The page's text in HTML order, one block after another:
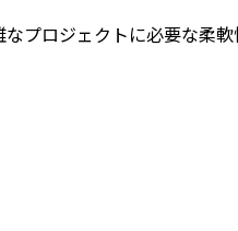
ロジェクトに必要な柔軟